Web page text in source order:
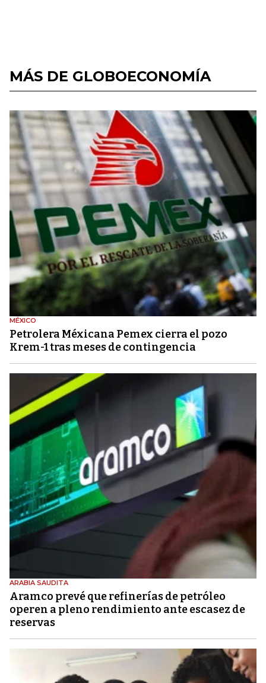
MÁS DE GLOBOECONOMÍA
MÉXICO
Petrolera Méxicana Pemex cierra el pozo
Krem-1 tras meses de contingencia
ARABIA SAUDITA
Aramco prevé que refinerías de petróleo
operen a pleno rendimiento ante escasez de
reservas